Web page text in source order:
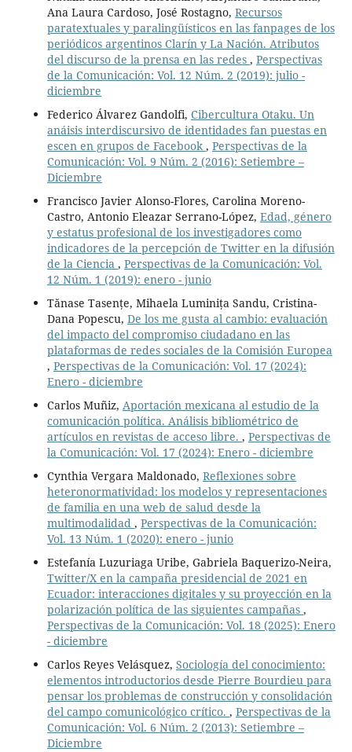
Ana Laura Cardoso, José Rostagno, Recursos
paratextuales y paralingüísticos en las fanpages de los
periódicos argentinos Clarín y La Nación. Atributos
del discurso de la prensa en las redes , Perspectivas
de la Comunicación: Vol. 12 Núm. 2 (2019): julio -
diciembre
Federico Álvarez Gandolfi, Cibercultura Otaku. Un
anáisis interdiscursivo de identidades fan puestas en
escen en grupos de Facebook , Perspectivas de la
Comunicación: Vol. 9 Núm. 2 (2016): Setiembre –
Diciembre
Francisco Javier Alonso-Flores, Carolina Moreno-
Castro, Antonio Eleazar Serrano-López, Edad, género
y estatus profesional de los investigadores como
indicadores de la percepción de Twitter en la difusión
de la Ciencia , Perspectivas de la Comunicación: Vol.
12 Núm. 1 (2019): enero - junio
Tănase Tasențe, Mihaela Luminița Sandu, Cristina-
Dana Popescu, De los me gusta al cambio: evaluación
del impacto del compromiso ciudadano en las
plataformas de redes sociales de la Comisión Europea
, Perspectivas de la Comunicación: Vol. 17 (2024):
Enero - diciembre
Carlos Muñiz, Aportación mexicana al estudio de la
comunicación política. Análisis bibliométrico de
artículos en revistas de acceso libre. , Perspectivas de
la Comunicación: Vol. 17 (2024): Enero - diciembre
Cynthia Vergara Maldonado, Reflexiones sobre
heteronormatividad: los modelos y representaciones
de familia en una web de salud desde la
multimodalidad , Perspectivas de la Comunicación:
Vol. 13 Núm. 1 (2020): enero - junio
Estefanía Luzuriaga Uribe, Gabriela Baquerizo-Neira,
Twitter/X en la campaña presidencial de 2021 en
Ecuador: interacciones digitales y su proyección en la
polarización política de las siguientes campañas ,
Perspectivas de la Comunicación: Vol. 18 (2025): Enero
- diciembre
Carlos Reyes Velásquez, Sociología del conocimiento:
elementos introductorios desde Pierre Bourdieu para
pensar los problemas de construcción y consolidación
del campo comunicológico crítico. , Perspectivas de la
Comunicación: Vol. 6 Núm. 2 (2013): Setiembre –
Diciembre